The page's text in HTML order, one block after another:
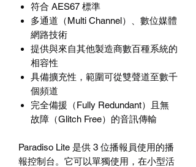
符合 AES67 標準
多通道（Multi Channel）、數位媒體
網路技術
提供與來自其他製造商數百種系統的
相容性
具備擴充性，範圍可從雙聲道至數千
個頻道
完全備援（Fully Redundant）且無
故障（Glitch Free）的音訊傳輸
Paradiso Lite 是供 3 位播報員使用的播
報控制台。它可以單獨使用，在小型活